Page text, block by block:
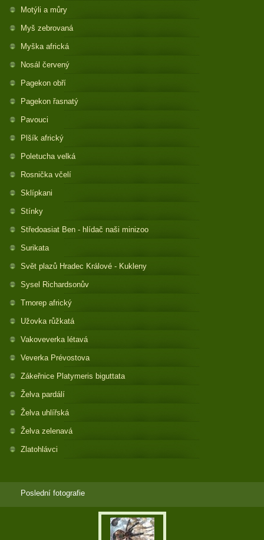
Motýli a můry
Myš zebrovaná
Myška africká
Nosál červený
Pagekon obří
Pagekon řasnatý
Pavouci
Plšík africký
Poletucha velká
Rosnička včelí
Sklípkani
Stínky
Středoasiat Ben - hlídač naši minizoo
Surikata
Svět plazů Hradec Králové - Kukleny
Sysel Richardsonův
Trnorep africký
Užovka růžkatá
Vakoveverka létavá
Veverka Prévostova
Zákeřnice Platymeris biguttata
Želva pardálí
Želva uhlířská
Želva zelenavá
Zlatohlávci
Poslední fotografie